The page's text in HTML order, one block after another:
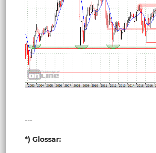
---
*) Glossar: